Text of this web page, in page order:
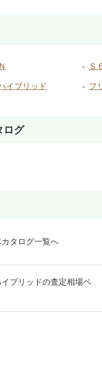
Ｓ
イブリッド フ
ログ
タログ一覧へ
ブリッドの査定相場ペ